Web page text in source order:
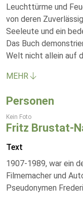
Leuchttürme und
von deren
Seeleute und ein
Das Buch
Welt nicht allein auf
MEHR
Personen
Kein Foto
Fritz Brustat-
Text
1907-1989, war ein
Filmemacher und
Pseudonymen